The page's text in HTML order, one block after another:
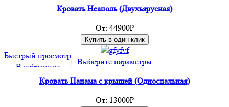
на
имеет
выбрать
на
Кровать Неаполь (Двухъярусная)
От: 44900₽
Купить в один клик
Быстрый просмотр
В избранное
Выберите параметрыЭтот
имеет
Кровать Панама с крышей (Односпальная)
От: 13000₽